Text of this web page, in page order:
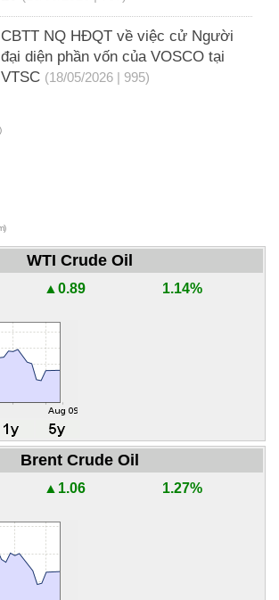
CBTT NQ HĐQT về việc cử Người
đại diện phần vốn của VOSCO tại
VTSC (18/05/2026 | 995)
WTI Crude Oil
▲0.89 1.14%
Brent Crude Oil
▲1.06 1.27%